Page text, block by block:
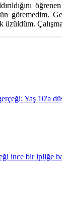
göremedim.
üzüldüm.
Yaş 10'a
ince bir ipliğe